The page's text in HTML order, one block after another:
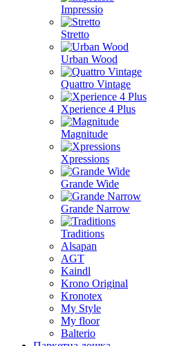
Impressio
Stretto
Urban Wood
Quattro Vintage
Xperience 4 Plus
Magnitude
Xpressions
Grande Wide
Grande Narrow
Traditions
Alsapan
AGT
Kaindl
Krono Original
Kronotex
My Style
My floor
Balterio